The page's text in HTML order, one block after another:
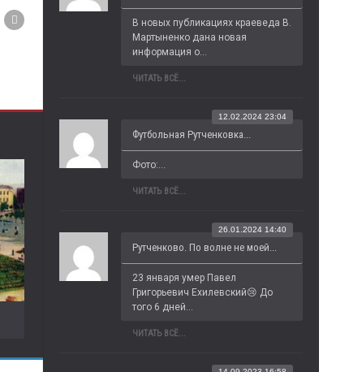
В новых публикациях краеведа В.
Мартыненко дана новая
информация о...
ЧИТАТЬ ВСЁ...
Футбольная Рутченковка...
12.02.2024 23:04
Фото:...
ЧИТАТЬ ВСЁ...
Рутченково. По волне не моей...
26.01.2024 14:40
23 января умер Павел
Григорьевич Ехилевский😢 До
того 6 дней...
ЧИТАТЬ ВСЁ...